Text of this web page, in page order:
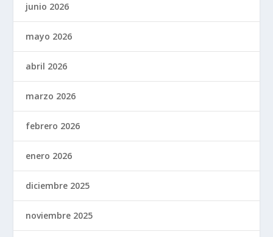
junio 2026
mayo 2026
abril 2026
marzo 2026
febrero 2026
enero 2026
diciembre 2025
noviembre 2025